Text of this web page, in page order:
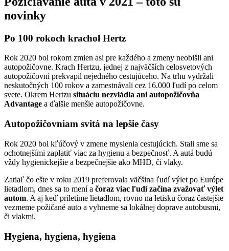
novinky
Po 100 rokoch krachol Hertz
Rok 2020 bol rokom zmien asi pre každého a zmeny neobišli ani
autopožičovne. Krach Hertzu, jednej z najväčších celosvetových
autopožičovní prekvapil nejedného cestujúceho. Na trhu vydržali
neskutočných 100 rokov a zamestnávali cez 16.000 ľudí po celom
svete. Okrem Hertzu situáciu nezvládla ani autopožičovňa
Advantage a ďalšie menšie autopožičovne.
Autopožičovniam svitá na lepšie časy
Rok 2020 bol kľúčový v zmene myslenia cestujúcich. Stali sme sa
ochotnejšími zaplatiť viac za hygienu a bezpečnosť. A autá budú
vždy hygienickejšie a bezpečnejšie ako MHD, či vlaky.
Zatiaľ čo ešte v roku 2019 preferovala väčšina ľudí výlet po Európe
lietadlom, dnes sa to mení a čoraz viac ľudí začína zvažovať výlet
autom. A aj keď priletíme lietadlom, rovno na letisku čoraz častejšie
vezmeme požičané auto a vyhneme sa lokálnej doprave autobusmi,
či vlakmi.
Hygiena, hygiena, hygiena